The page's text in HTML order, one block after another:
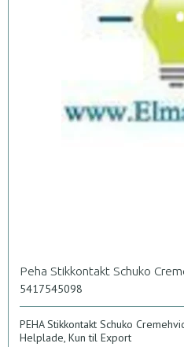
Peha Stikkontakt Schuko
5417545098
PEHA Stikkontakt Schuko
Helplade, Kun til Export